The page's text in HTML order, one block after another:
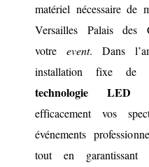
matériel nécessaire de
Versailles Palais
votre event. Dans
installation fixe
technologie LED
efficacement vos
événements
tout en garantissant